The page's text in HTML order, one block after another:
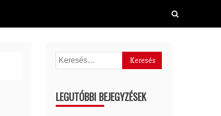
Keresés:
LEGUTÓBBI BEJEGYZÉSEK